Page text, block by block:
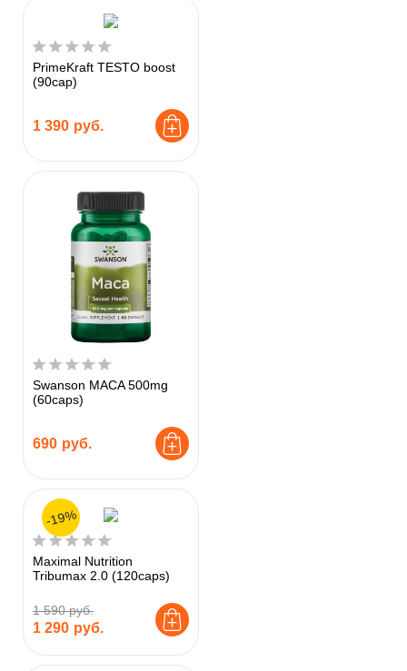
PrimeKraft TESTO boost
(90cap)
1 390 руб.
Swanson MACA 500mg
(60caps)
690 руб.
Maximal Nutrition
Tribumax 2.0 (120caps)
1 590 руб.
1 290 руб.
-19%